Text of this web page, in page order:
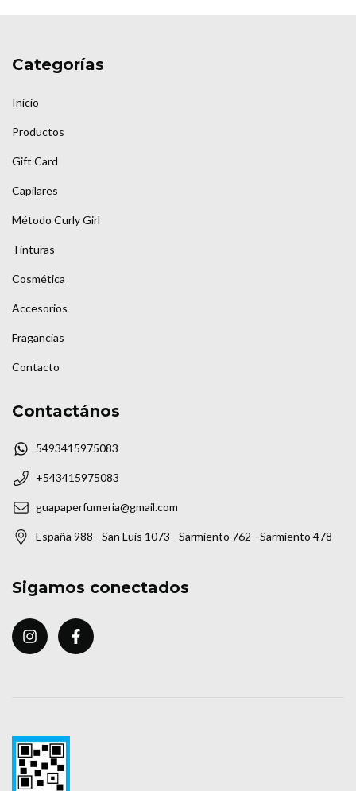
Categorías
Inicio
Productos
Gift Card
Capilares
Método Curly Girl
Tinturas
Cosmética
Accesorios
Fragancias
Contacto
Contactános
5493415975083
+543415975083
guapaperfumeria@gmail.com
España 988 - San Luis 1073 - Sarmiento 762 - Sarmiento 478
Sigamos conectados